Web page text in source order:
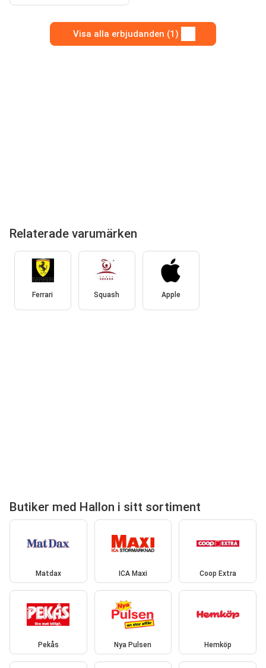
Visa alla erbjudanden (1)
Relaterade varumärken
Ferrari Squash Apple
Butiker med Hallon i sitt sortiment
Matdax ICA Maxi Coop Extra
Pekås Nya Pulsen Hemköp